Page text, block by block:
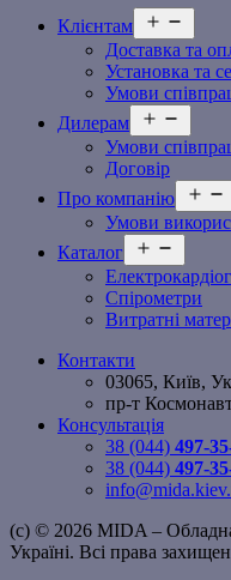
Клієнтам
меню
Доставка та
Установка та
Умови
Дилерам
меню
Умови
Договір
Про компанію
Умови
Каталог
меню
Спірометри
Витратні
Контакти
03065, Київ,
пр-т
Консультація
38 (044) 497-
38 (044) 497-
(c) © 2026 MIDA –
Україні. Всі права